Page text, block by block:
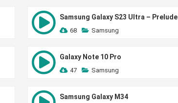
Samsung Galaxy S23 Ultra – Prelude
68 Samsung
Galaxy Note 10 Pro
47 Samsung
Samsung Galaxy M34